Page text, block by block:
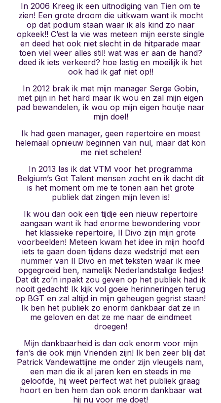
In 2006 Kreeg ik een uitnodiging van Tien om te
zien! Een grote droom die uitkwam want ik mocht
op dat podium staan waar ik als kind zo naar
opkeek!! C’est la vie was meteen mijn eerste single
en deed het ook niet slecht in de hitparade maar
toen viel weer alles stil! wat was er aan de hand?
deed ik iets verkeerd? hoe lastig en moeilijk ik het
ook had ik gaf niet op!!
In 2012 brak ik met mijn manager Serge Gobin,
met pijn in het hard maar ik wou en zal mijn eigen
pad bewandelen, ik wou op mijn eigen houtje naar
mijn doel!
Ik had geen manager, geen repertoire en moest
helemaal opnieuw beginnen van nul, maar dat kon
me niet schelen!
In 2013 las ik dat VTM voor het programma
Belgium’s Got Talent mensen zocht en ik dacht dit
is het moment om me te tonen aan het grote
publiek dat zingen mijn leven is!
Ik wou dan ook een tijdje een nieuw repertoire
aangaan want ik had enorme bewondering voor
het klassieke repertoire, Il Divo zijn mijn grote
voorbeelden! Meteen kwam het idee in mijn hoofd
iets te gaan doen tijdens deze wedstrijd met een
nummer van Il Divo en met teksten waar ik mee
opgegroeid ben, namelijk Nederlandstalige liedjes!
Dat dit zo’n inpakt zou geven op het publiek had ik
nooit gedacht! Ik kijk vol goeie herinneringen terug
op BGT en zal altijd in mijn geheugen gegrist staan!
Ik ben het publiek zo enorm dankbaar dat ze in
me geloven en dat ze me naar de eindmeet
droegen!
Mijn dankbaarheid is dan ook enorm voor mijn
fan’s die ook mijn Vrienden zijn! Ik ben zeer blij dat
Patrick Vandewattijne me onder zijn vleugels nam,
een man die ik al jaren ken en steeds in me
geloofde, hij weet perfect wat het publiek graag
hoort en ben hem dan ook enorm dankbaar wat
hij nu voor me doet!